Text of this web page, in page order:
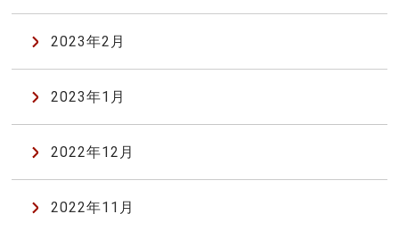
2023年2月
2023年1月
2022年12月
2022年11月